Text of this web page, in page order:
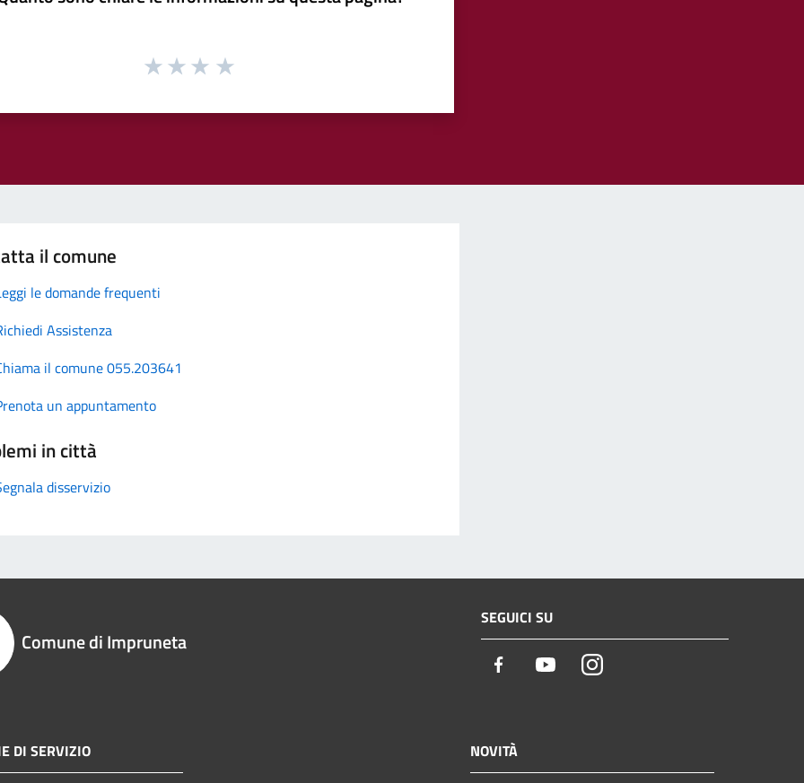
il comune
le domande frequenti
Assistenza
il comune 055.203641
un appuntamento
in città
disservizio
Comune di Impruneta
SEGUICI SU
Facebook YoutubeInstagram
DI SERVIZIO NOVITÀ